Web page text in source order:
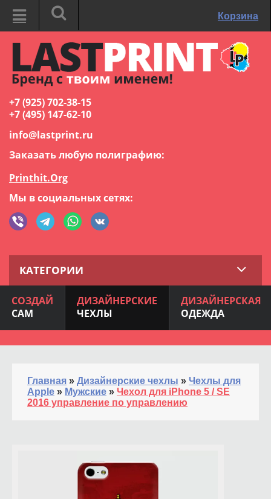
Корзина
+7 (925) 702-38-15
+7 (495) 147-62-10
info@lastprint.ru
Заказать любую полиграфию:
Printhit.Org
Мы в социальных сетях:
КАТЕГОРИИ
СОЗДАЙ
САМ
ДИЗАЙНЕРСКИЕ
ЧЕХЛЫ
ДИЗАЙНЕРСКАЯ
ОДЕЖДА
Главная » Дизайнерские чехлы » Чехлы для
Apple » Мужские » Чехол для iPhone 5 / SE
2016 управление по управлению